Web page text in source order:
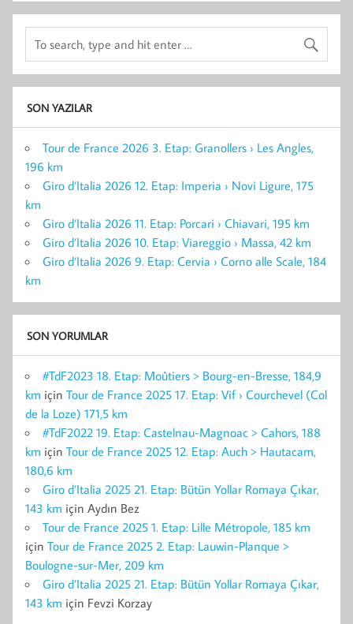
SON YAZILAR
Tour de France 2026 3. Etap: Granollers › Les Angles,
196 km
Giro d’Italia 2026 12. Etap: Imperia › Novi Ligure, 175
km
Giro d’Italia 2026 11. Etap: Porcari › Chiavari, 195 km
Giro d’Italia 2026 10. Etap: Viareggio › Massa, 42 km
Giro d’Italia 2026 9. Etap: Cervia › Corno alle Scale, 184
km
SON YORUMLAR
#TdF2023 18. Etap: Moûtiers > Bourg-en-Bresse, 184,9
km için Tour de France 2025 17. Etap: Vif › Courchevel (Col
de la Loze) 171,5 km
#TdF2022 19. Etap: Castelnau-Magnoac > Cahors, 188
km için Tour de France 2025 12. Etap: Auch > Hautacam,
180,6 km
Giro d’Italia 2025 21. Etap: Bütün Yollar Romaya Çıkar,
143 km için Aydın Bez
Tour de France 2025 1. Etap: Lille Métropole, 185 km
için Tour de France 2025 2. Etap: Lauwin-Planque >
Boulogne-sur-Mer, 209 km
Giro d’Italia 2025 21. Etap: Bütün Yollar Romaya Çıkar,
143 km için Fevzi Korzay